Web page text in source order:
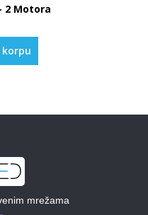
2 Motora
korpu
mrežama